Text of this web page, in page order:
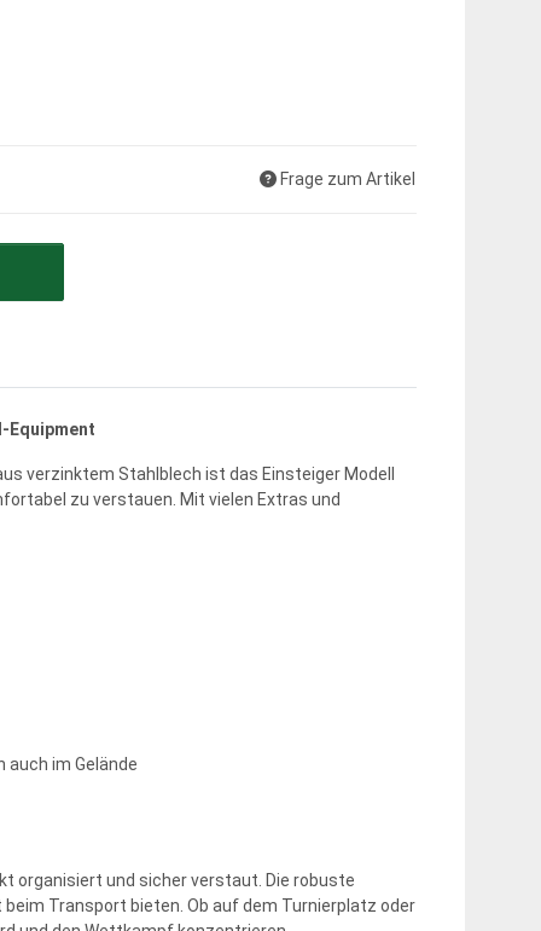
Frage zum Artikel
Equipment
verzinktem Stahlblech ist das Einsteiger Modell
zu verstauen. Mit vielen Extras und
im Gelände
organisiert und sicher verstaut. Die robuste
Transport bieten. Ob auf dem Turnierplatz oder